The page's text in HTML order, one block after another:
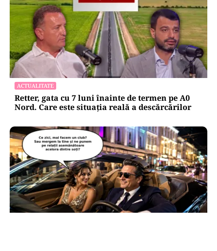
ACTUALITATE
Retter, gata cu 7 luni înainte de termen pe A0
Nord. Care este situația reală a descărcărilor